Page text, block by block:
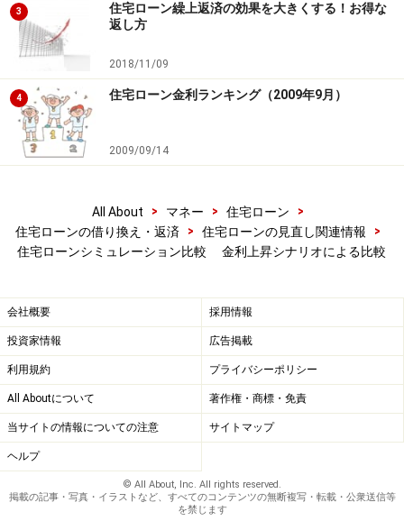
3
住宅ローン繰上返済の効果を大きくする！お得な
返し方
2018/11/09
4 住宅ローン金利ランキング（2009年9月）
2009/09/14
All About > マネー > 住宅ローン
>
住宅ローンの借り換え・返済
> 住宅ローンの見直し関連情報
>
住宅ローンシミュレーション比較 金利上昇シナリオによる比較
会社概要 採用情報
投資家情報 広告掲載
利用規約 プライバシーポリシー
All Aboutについて 著作権・商標・免責
当サイトの情報についての注意 サイトマップ
ヘルプ
© All About, Inc. All rights reserved.
掲載の記事・写真・イラストなど、すべてのコンテンツの無断複写・転載・公衆送信等
を禁じます